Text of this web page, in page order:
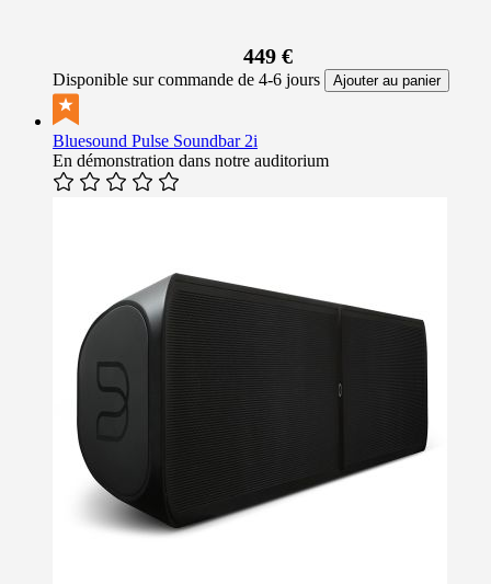
449 €
Disponible sur commande de 4-6 jours Ajouter au panier
Bluesound Pulse Soundbar 2i
En démonstration dans notre auditorium